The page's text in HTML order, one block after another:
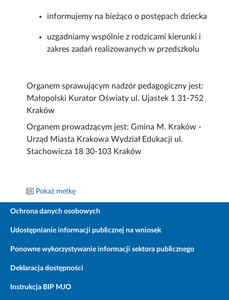
informujemy na bieżąco o postępach dziecka
uzgadniamy wspólnie z rodzicami kierunki i
zakres zadań realizowanych w przedszkolu
Organem sprawującym nadzór pedagogiczny jest:
Małopolski Kurator Oświaty ul. Ujastek 1 31-752
Kraków
Organem prowadzącym jest: Gmina M. Kraków -
Urząd Miasta Krakowa Wydział Edukacji ul.
Stachowicza 18 30-103 Kraków
Pokaż metkę
Ochrona danych osobowych
Udostępnianie informacji publicznej na wniosek
Ponowne wykorzystywanie informacji sektora publicznego
Deklaracja dostępności
Instrukcja BIP MJO